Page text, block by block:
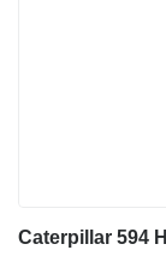
Caterpillar 594 H